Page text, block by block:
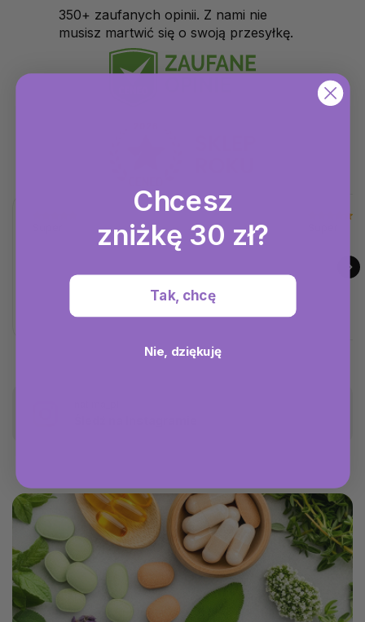
350+ zaufanych opinii. Z nami nie
musisz martwić się o swoją przesyłkę.
Chcesz
zniżkę 30 zł?
Tak, chcę
Nie, dziękuję